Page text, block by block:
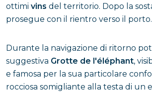
ottimi vins del territorio. Dopo la
prosegue con il rientro verso il porto.
Durante la navigazione di ritorno
suggestiva Grotte de l'éléphant,
e famosa per la sua particolare
rocciosa somigliante alla testa di un